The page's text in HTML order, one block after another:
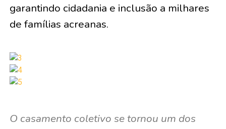
garantindo cidadania e inclusão a milhares
de famílias acreanas.
O casamento coletivo se tornou um dos